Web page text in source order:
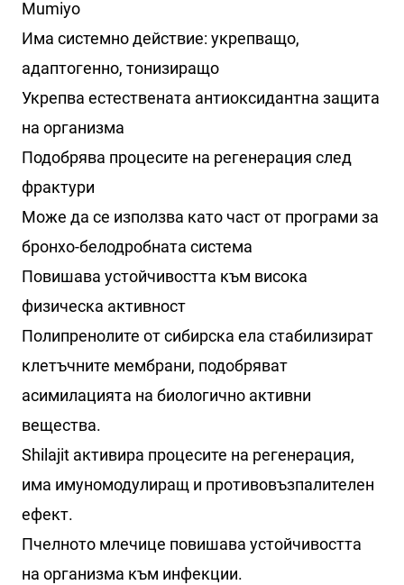
Mumiyo
Има системно действие: укрепващо,
адаптогенно, тонизиращо
Укрепва естествената антиоксидантна защита
на организма
Подобрява процесите на регенерация след
фрактури
Може да се използва като част от програми за
бронхо-белодробната система
Повишава устойчивостта към висока
физическа активност
Полипренолите от сибирска ела стабилизират
клетъчните мембрани, подобряват
асимилацията на биологично активни
вещества.
Shilajit активира процесите на регенерация,
има имуномодулиращ и противовъзпалителен
ефект.
Пчелното млечице повишава устойчивостта
на организма към инфекции.